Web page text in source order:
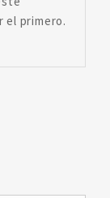
el primero.